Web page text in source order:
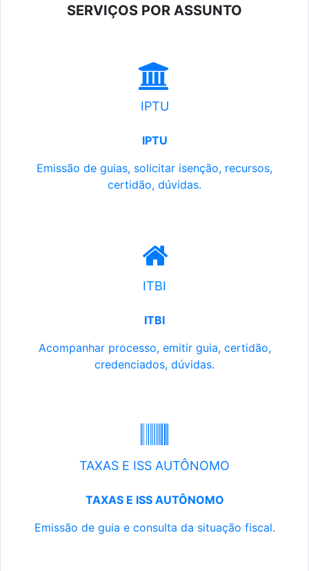
SERVIÇOS POR ASSUNTO
IPTU
IPTU
Emissão de guias, solicitar isenção, recursos,
certidão, dúvidas.
ITBI
ITBI
Acompanhar processo, emitir guia, certidão,
credenciados, dúvidas.
TAXAS E ISS AUTÔNOMO
TAXAS E ISS AUTÔNOMO
Emissão de guia e consulta da situação fiscal.